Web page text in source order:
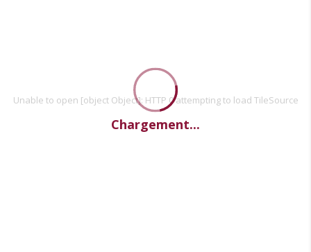
Unable to open [object Object]: HTTP 0 attempting to load TileSource
Chargement...